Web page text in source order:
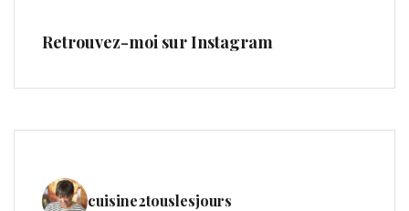
Retrouvez-moi sur Instagram
cuisine2touslesjours